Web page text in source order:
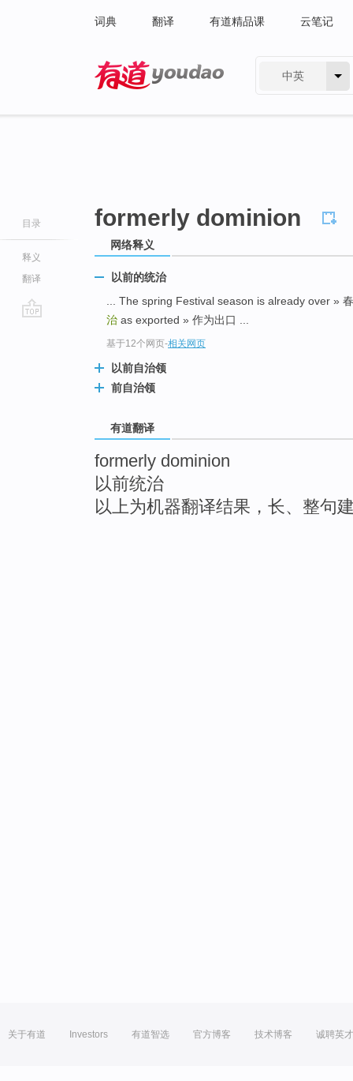
词典 翻译 有道精品课 云笔记
中英
目录
释义
翻译
formerly dominion
网络释义
以前的统治
... The spring Festival season is already over »
治 as exported » 作为出口 ...
基于12个网页-相关网页
以前自治领
前自治领
有道翻译
formerly dominion
以前统治
以上为机器翻译结果，长、整句
关于有道 Investors 有道智选 官方博客 技术博客 诚聘英才